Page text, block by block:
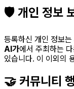
🛡️ 개인 정보
등록하신 개인 정보
AI가에서 주최하는
있습니다. 이 이외의
🤝 커뮤니티